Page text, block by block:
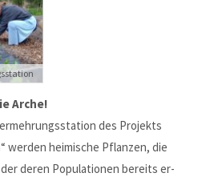
Arche!
des Pro­jekts
wer­den heimi­sche Pflan­zen, die
deren Popu­la­tio­nen bereits er­